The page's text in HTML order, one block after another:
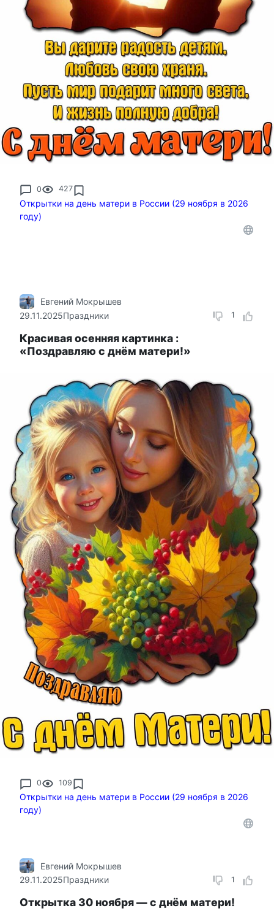
0 427
Открытки на день матери в России (29 ноября в 2026
году)
1
Евгений Мокрышев
29.11.2025Праздники
Красивая осенняя картинка :
«Поздравляю с днём матери!»
0 109
Открытки на день матери в России (29 ноября в 2026
году)
1
Евгений Мокрышев
29.11.2025Праздники
Открытка 30 ноября — с днём матери!